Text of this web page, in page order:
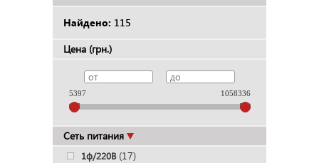
Найдено: 115
Цена (грн.)
5397 1058336
Сеть питания
1ф/220В (17)